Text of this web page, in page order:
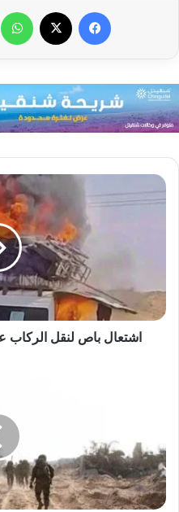
فيسبوك
اشتعال باص لنقل الركاب